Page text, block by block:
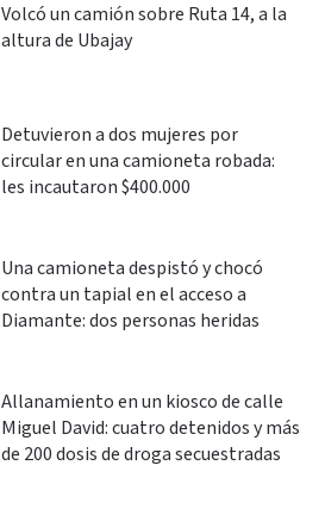
Volcó un camión sobre Ruta 14, a la
altura de Ubajay
Detuvieron a dos mujeres por
circular en una camioneta robada:
les incautaron $400.000
Una camioneta despistó y chocó
contra un tapial en el acceso a
Diamante: dos personas heridas
Allanamiento en un kiosco de calle
Miguel David: cuatro detenidos y más
de 200 dosis de droga secuestradas